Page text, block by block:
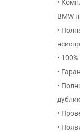
•
BMW
•
•
•
•
•
•